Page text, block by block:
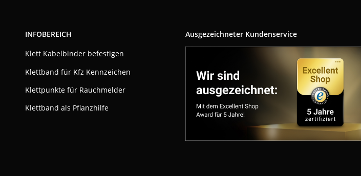
INFOBEREICH
Klett Kabelbinder befestigen
Klettband für Kfz Kennzeichen
Klettpunkte für Rauchmelder
Klettband als Pflanzhilfe
Ausgezeichneter Kundenservice